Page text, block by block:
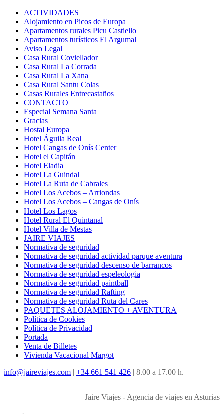
ACTIVIDADES
Alojamiento en Picos de Europa
Apartamentos rurales Picu Castiello
Apartamentos turísticos El Argumal
Aviso Legal
Casa Rural Coviellador
Casa Rural La Corrada
Casa Rural La Xana
Casa Rural Santu Colas
Casas Rurales Entrecastaños
CONTACTO
Especial Semana Santa
Gracias
Hostal Europa
Hotel Águila Real
Hotel Cangas de Onís Center
Hotel el Capitán
Hotel Eladia
Hotel La Guindal
Hotel La Ruta de Cabrales
Hotel Los Acebos – Arriondas
Hotel Los Acebos – Cangas de Onís
Hotel Los Lagos
Hotel Rural El Quintanal
Hotel Villa de Mestas
JAIRE VIAJES
Normativa de seguridad
Normativa de seguridad actividad parque aventura
Normativa de seguridad descenso de barrancos
Normativa de seguridad espeleologia
Normativa de seguridad paintball
Normativa de seguridad Rafting
Normativa de seguridad Ruta del Cares
PAQUETES ALOJAMIENTO + AVENTURA
Política de Cookies
Política de Privacidad
Portada
Venta de Billetes
Vivienda Vacacional Margot
info@jaireviajes.com | +34 661 541 426 | 8.00 a 17.00 h.
Jaire Viajes - Agencia de viajes en Asturias